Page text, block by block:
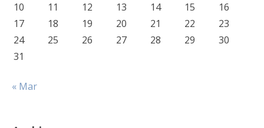
10
11 12 13 14 15
16
17
18 19 20 21 22
23
24
25 26 27 28 29
30
31
« Mar